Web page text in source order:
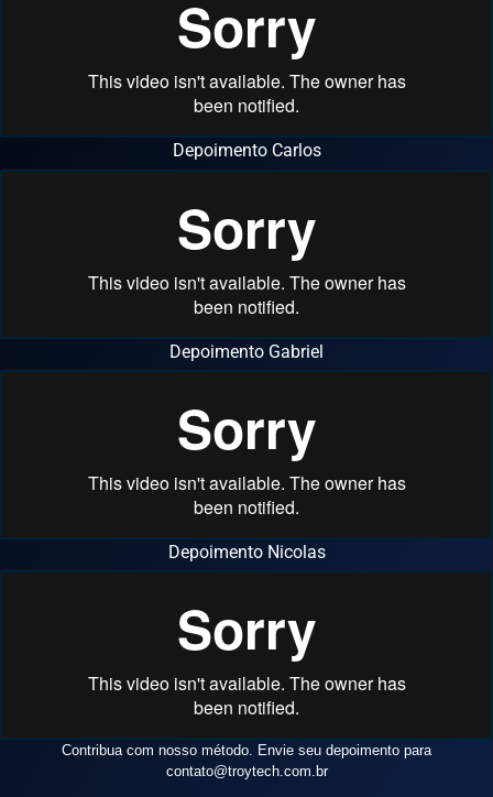
Depoimento Carlos
Depoimento Gabriel
Depoimento Nicolas
Contribua com nosso método. Envie seu depoimento para
contato@troytech.com.br